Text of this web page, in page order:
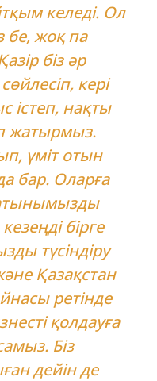
келеді. Ол
бе, жоқ па
біз әр
кері
істеп, нақты
жатырмыз.
үміт отын
бар. Оларға
бірге
түсіндіру
Қазақстан
ретінде
қолдауға
Біз
дейін де